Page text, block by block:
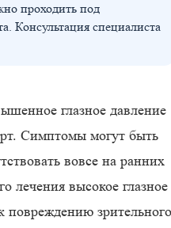
проходить под
Консультация специалиста
глазное давление
Симптомы могут быть
вовсе на ранних
лечения высокое глазное
повреждению зрительного